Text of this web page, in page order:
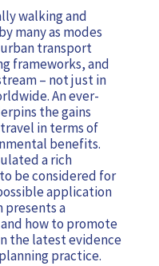
walking and
many as modes
transport
frameworks, and
– not just in
An ever-
the gains
in terms of
benefits.
a rich
be considered for
application
presents a
how to promote
the latest evidence
practice.